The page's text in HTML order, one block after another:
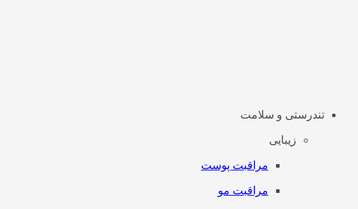
تندرستی و سلامت
زیبایی
مراقبت پوست
مراقبت مو